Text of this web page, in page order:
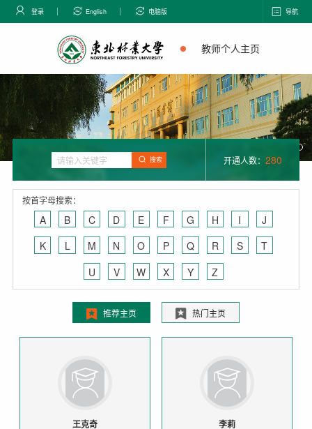
登录 English 电脑版 导航
教师个人主页
搜索 开通人数： 280
按首字母搜索：
A B C D E F G H I
J
K
L M N O P Q R S
T
U
V W X Y Z
推荐主页 热门主页
王克奇 李莉